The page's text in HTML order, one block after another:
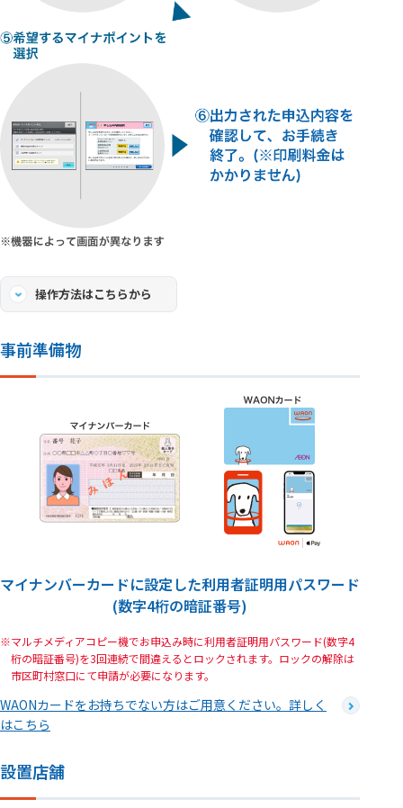
操作方法はこちらから
事前準備物
マイナンバーカードに設定した利用者証明用パスワード
(数字4桁の暗証番号)
マルチメディアコピー機でお申込み時に利用者証明用パスワード(数字4
桁の暗証番号)を3回連続で間違えるとロックされます。ロックの解除は
市区町村窓口にて申請が必要になります。
WAONカードをお持ちでない方はご用意ください。詳しく
はこちら
設置店舗